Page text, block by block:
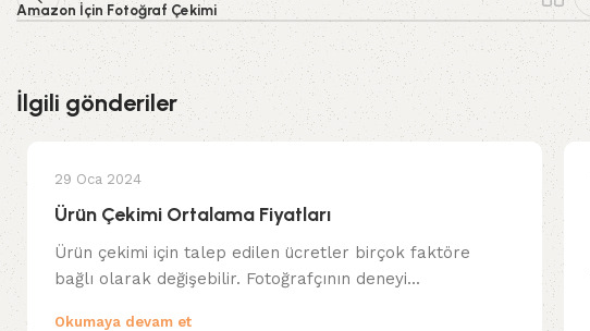
Amazon İçin Fotoğraf Çekimi
İlgili gönderiler
29 Oca 2024
Ürün Çekimi Ortalama Fiyatları
Ürün çekimi için talep edilen ücretler birçok faktöre
bağlı olarak değişebilir. Fotoğrafçının deneyi...
Okumaya devam et